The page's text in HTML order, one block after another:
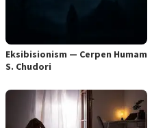
Eksibisionism — Cerpen Humam
S. Chudori